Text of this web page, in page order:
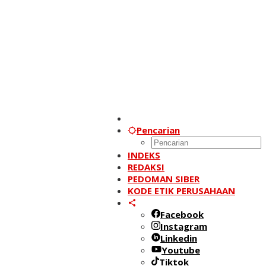
Pencarian
INDEKS
REDAKSI
PEDOMAN SIBER
KODE ETIK PERUSAHAAN
Facebook
Instagram
Linkedin
Youtube
Tiktok